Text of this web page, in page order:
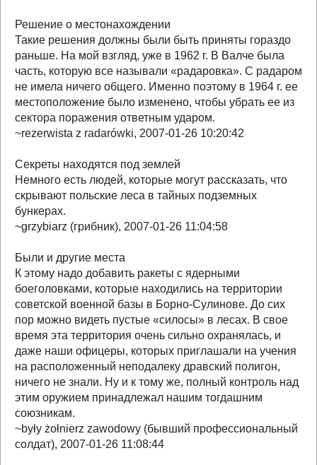
Решение о местонахождении
Такие решения должны были быть приняты гораздо
раньше. На мой взгляд, уже в 1962 г. В Валче была
часть, которую все называли «радаровка». С радаром
не имела ничего общего. Именно поэтому в 1964 г. ее
местоположение было изменено, чтобы убрать ее из
сектора поражения ответным ударом.
~rezerwista z radarówki, 2007-01-26 10:20:42
Секреты находятся под землей
Немного есть людей, которые могут рассказать, что
скрывают польские леса в тайных подземных
бункерах.
~grzybiarz (грибник), 2007-01-26 11:04:58
Были и другие места
К этому надо добавить ракеты с ядерными
боеголовками, которые находились на территории
советской военной базы в Борно-Сулинове. До сих
пор можно видеть пустые «силосы» в лесах. В свое
время эта территория очень сильно охранялась, и
даже наши офицеры, которых приглашали на учения
на расположенный неподалеку дравский полигон,
ничего не знали. Ну и к тому же, полный контроль над
этим оружием принадлежал нашим тогдашним
союзникам.
~były żołnierz zawodowy (бывший профессиональный
солдат), 2007-01-26 11:08:44